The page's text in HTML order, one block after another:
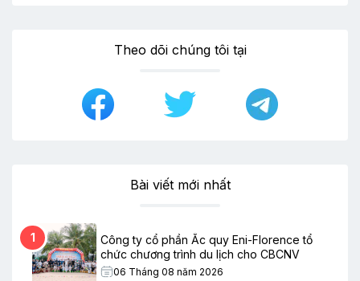
Theo dõi chúng tôi tại
Bài viết mới nhất
1
Công ty cổ phần Ắc quy Eni-Florence tổ
chức chương trình du lịch cho CBCNV
06 Tháng 08 năm 2026